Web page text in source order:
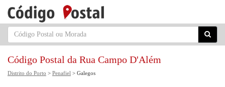
Código Postal da Rua Campo D'Além
Distrito do Porto > Penafiel > Galegos